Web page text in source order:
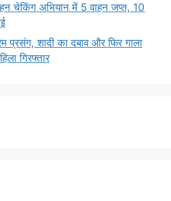
चेकिंग अभियान में 5 वाहन जप्त, 10
शादी का दबाव और फिर गाला
गिरफ्तार